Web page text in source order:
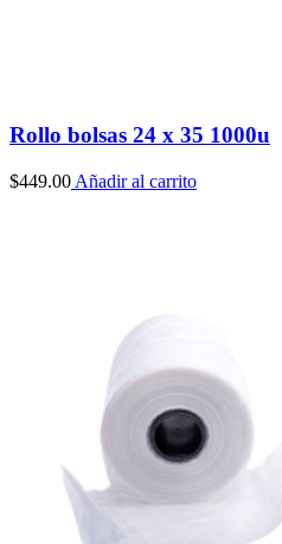
Rollo bolsas 24 x 35 1000u
$449.00 Añadir al carrito